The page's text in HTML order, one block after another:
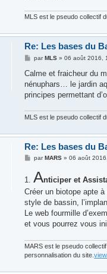
MLS est le pseudo collectif
Re: Les bases du
M
s
a
g
parMLS »06 août 2016,
Calme et fraicheur du
nénuphars… le jardin
principes permettant
MLS est le pseudo collectif
Re: Les bases du
M
s
g
e
parMARS »06 août
1.Anticiper et
Créer un biotope apte
style de bassin,
Le web fourmille
et vous pourrez vous
MARS est le pseudo
personnalisation du site.